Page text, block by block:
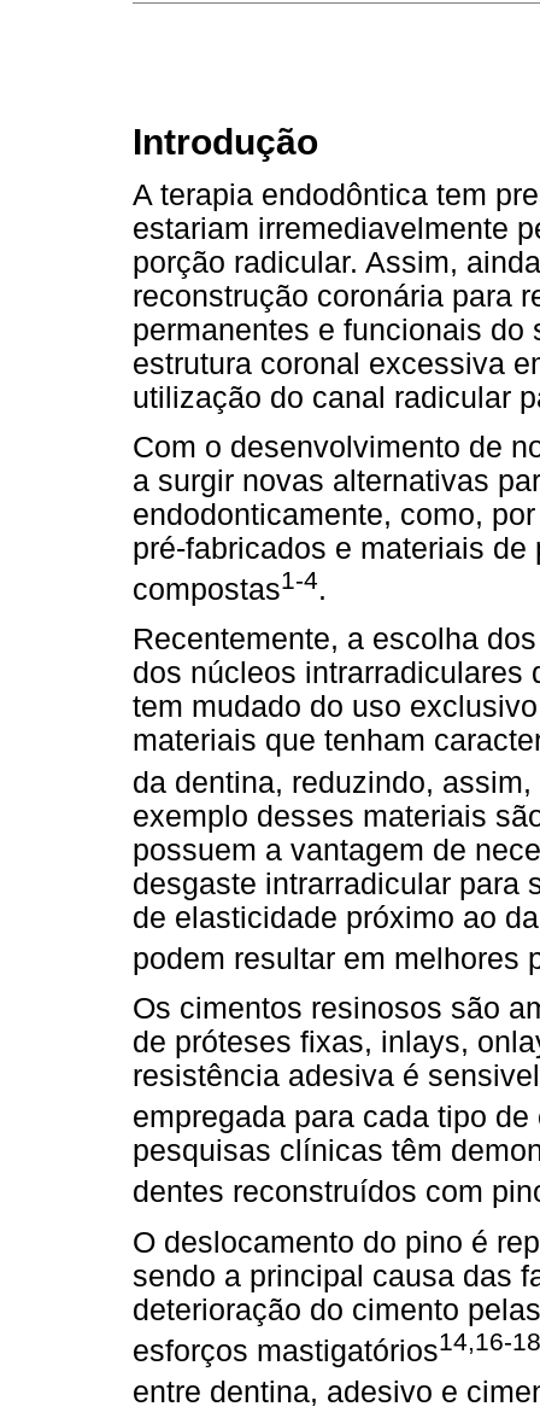
Introdução
A terapia endodôntica tem
estariam irremediavelmente
porção radicular. Assim,
reconstrução coronária para
permanentes e funcionais do
estrutura coronal excessiva
utilização do canal radicular
Com o desenvolvimento de
a surgir novas alternativas
endodonticamente, como,
pré-fabricados e materiais
compostas1-4.
Recentemente, a escolha
dos núcleos intrarradiculares
tem mudado do uso
materiais que tenham
da dentina, reduzindo,
exemplo desses materiais
possuem a vantagem de
desgaste intrarradicular para
de elasticidade próximo ao
podem resultar em melhores
Os cimentos resinosos são
de próteses fixas, inlays,
resistência adesiva é
empregada para cada tipo de
pesquisas clínicas têm
dentes reconstruídos com
O deslocamento do pino é
sendo a principal causa das
deterioração do cimento
esforços mastigatórios14,16-18
entre dentina, adesivo e